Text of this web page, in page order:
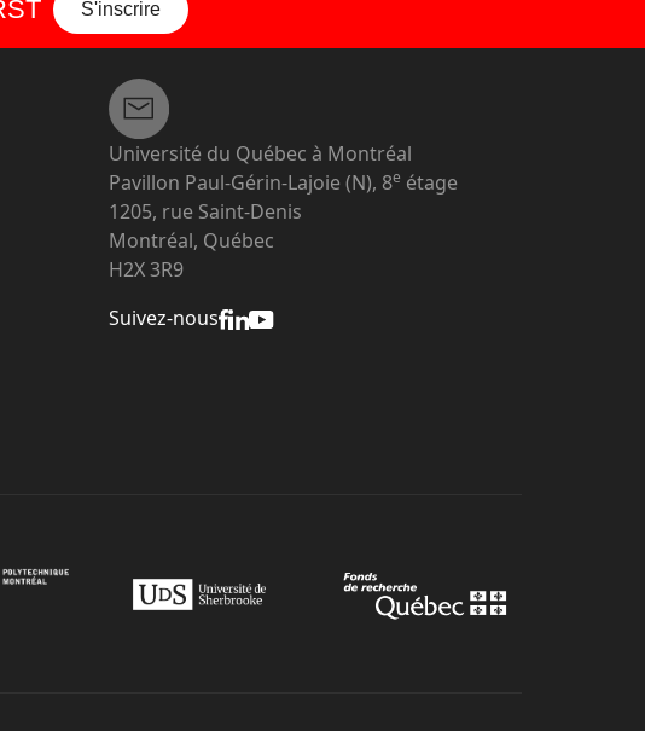
S'inscrire
Université du Québec à Montréal
Pavillon Paul-Gérin-Lajoie (N), 8e étage
1205, rue Saint-Denis
Montréal, Québec
H2X 3R9
Suivez-nous